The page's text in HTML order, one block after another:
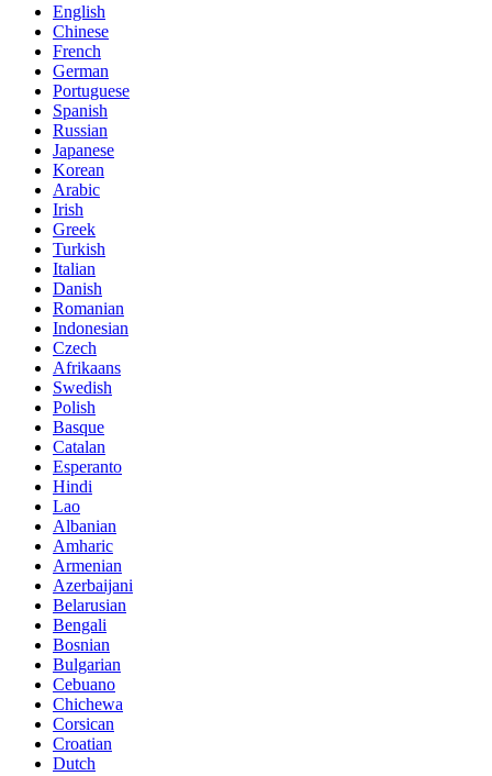
English
Chinese
French
German
Portuguese
Spanish
Russian
Japanese
Korean
Arabic
Irish
Greek
Turkish
Italian
Danish
Romanian
Indonesian
Czech
Afrikaans
Swedish
Polish
Basque
Catalan
Esperanto
Hindi
Lao
Albanian
Amharic
Armenian
Azerbaijani
Belarusian
Bengali
Bosnian
Bulgarian
Cebuano
Chichewa
Corsican
Croatian
Dutch